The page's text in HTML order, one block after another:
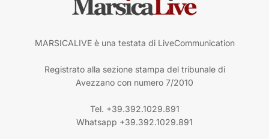
MARSICALIVE è una testata di LiveCommunication
Registrato alla sezione stampa del tribunale di
Avezzano con numero 7/2010
Tel. +39.392.1029.891
Whatsapp +39.392.1029.891